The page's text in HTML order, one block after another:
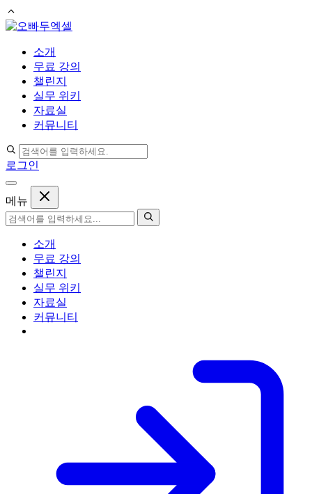
컨
소개
무료 강의
챌린지
실무 위키
자료실
커뮤니티
로그인
메뉴
소개
무료 강의
챌린지
실무 위키
자료실
커뮤니티